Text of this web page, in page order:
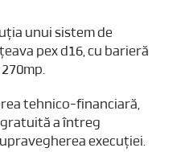
unui sistem de
pex d16, cu barieră
tehnico-financiară,
a întreg
execuției.